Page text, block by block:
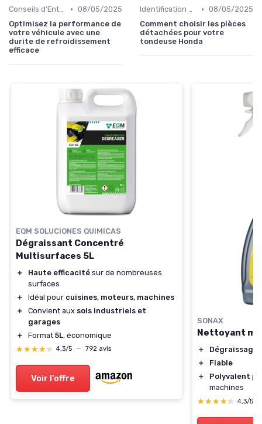
Conseils d'Entretien Auto • 08/05/2025
Optimisez la performance de
votre véhicule avec une
durite de refroidissement
efficace
Identification de la Pièce Nécessaire • 08/05/2025
Comment choisir les pièces
détachées pour votre
tondeuse Honda
EQM SOLUCIONES QUIMICAS
Dégraissant Concentré
Multisurfaces 5L
＋ Haute efficacité sur de nombreuses
surfaces
＋
Idéal pour cuisines, moteurs, machines
＋
Convient aux sols industriels et
garages
＋
Format 5L, économique
★★★★★
★★★★★ 4,3/5 — 792 avis
Voir l'offre
SONAX
Nettoyant
＋
Dégraissage
＋
Fiable
＋
Polyvalent
machines
★★★★★
★★★★★ 4,3/5